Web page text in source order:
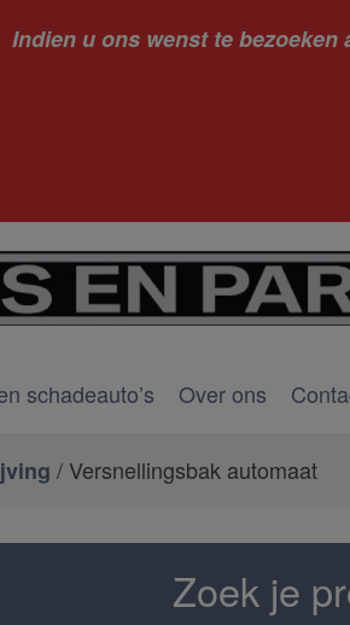
Indien u ons wenst te bezoeken
schadeauto’s Over ons
/ Versnellingsbak automaat
Zoek je